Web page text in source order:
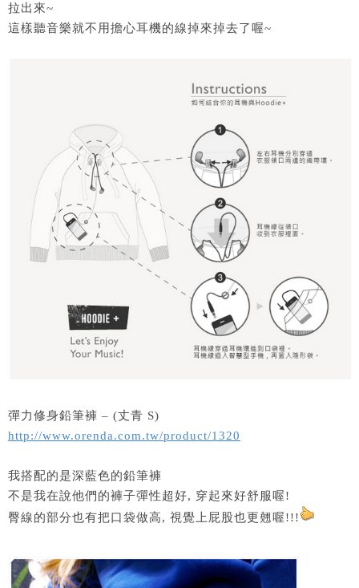
拉出來~
這樣聽音樂就不用擔心耳機的線掉來掉去了喔~
彈力修身鉛筆褲 – (丈青 S)
http://www.orenda.com.tw/product/1320
我搭配的是深藍色的鉛筆褲
不是我在說他們的褲子彈性超好, 穿起來好舒服喔!
臀線的部分也有把口袋做高, 視覺上屁股也更翹喔!!!